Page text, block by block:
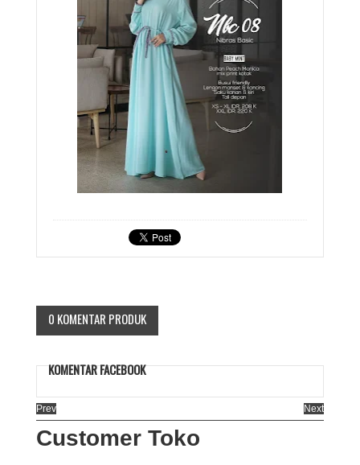
0 KOMENTAR PRODUK
KOMENTAR FACEBOOK
Prev Next
Customer Toko